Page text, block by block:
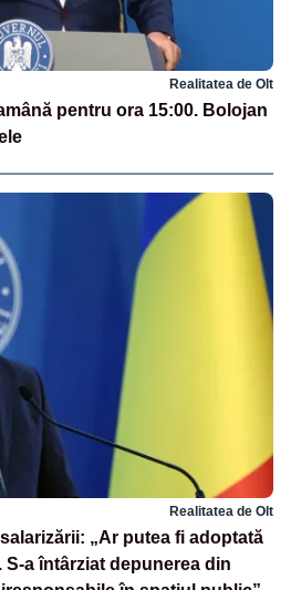
Realitatea de Olt
pentru ora 15:00. Bolojan
Realitatea de Olt
„Ar putea fi adoptată
a întârziat depunerea din